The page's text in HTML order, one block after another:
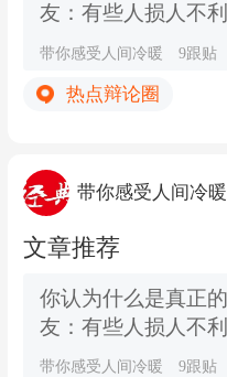
友：有些人损人不
损人，就是看不惯你
带你感受人间冷暖 9跟贴
热点辩论圈
带你感受人间冷暖
文章推荐
你认为什么是真正
友：有些人损人不
损人，就是看不惯你
带你感受人间冷暖 9跟贴